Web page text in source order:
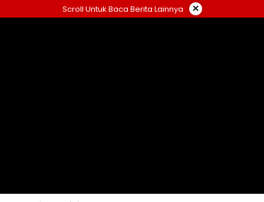
to
Scroll Untuk Baca Berita Lainnya ×